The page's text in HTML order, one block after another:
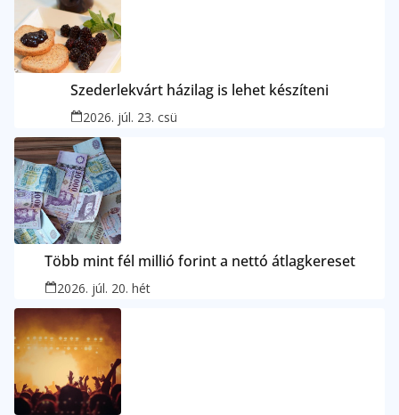
Szederlekvárt házilag is lehet készíteni
2026. júl. 23. csü
Több mint fél millió forint a nettó átlagkereset
2026. júl. 20. hét